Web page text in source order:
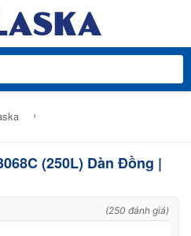
Tổng Kho
›
(250L) Dàn Đồng |
(250 đánh giá)